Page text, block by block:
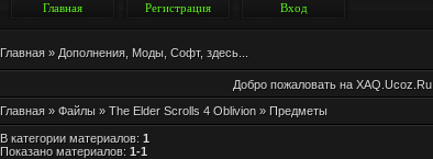
Главная Регистрация Вход
Главная» Дополнения, Моды, Софт, здесь...
Добро пожаловать на XAQ.Ucoz.Ru
Главная» Файлы» The Elder Scrolls 4 Oblivion» Предметы
В категории материалов: 1
Показано материалов: 1-1